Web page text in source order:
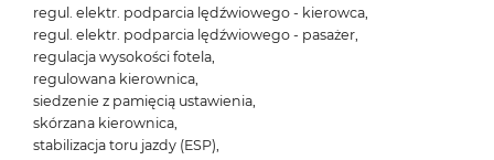
regul. elektr. podparcia lędźwiowego - kierowca,
regul. elektr. podparcia lędźwiowego - pasażer,
regulacja wysokości fotela,
regulowana kierownica,
siedzenie z pamięcią ustawienia,
skórzana kierownica,
stabilizacja toru jazdy (ESP),